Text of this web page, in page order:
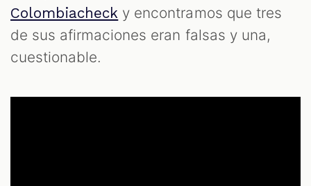
Colombiacheck y encontramos que tres
de sus afirmaciones eran falsas y una,
cuestionable.